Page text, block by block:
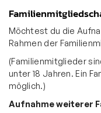
Möchtest du die
Rahmen der
(Familienmitglieder
unter 18 Jahren. Ein
möglich.)
Aufnahme weiterer